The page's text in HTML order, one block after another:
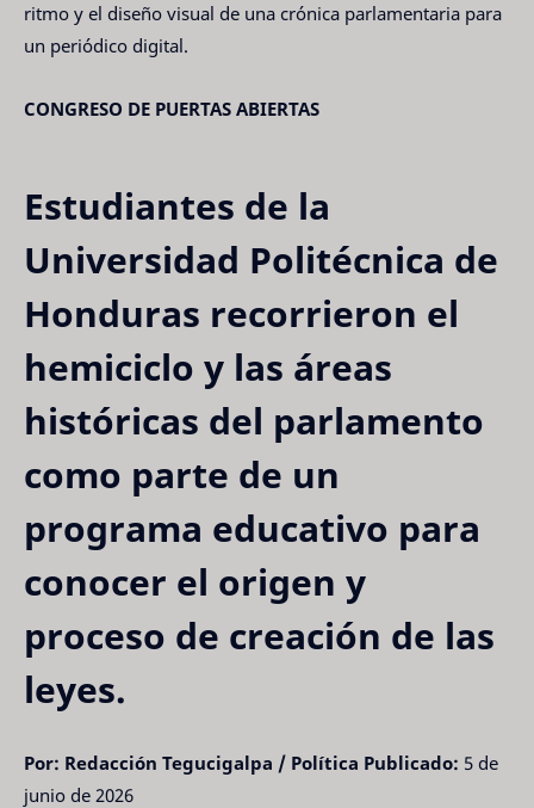
ritmo y el diseño visual de una crónica parlamentaria para
un periódico digital.
CONGRESO DE PUERTAS ABIERTAS
Estudiantes de la
Universidad Politécnica de
Honduras recorrieron el
hemiciclo y las áreas
históricas del parlamento
como parte de un
programa educativo para
conocer el origen y
proceso de creación de las
leyes.
Por: Redacción Tegucigalpa / Política Publicado: 5 de
junio de 2026